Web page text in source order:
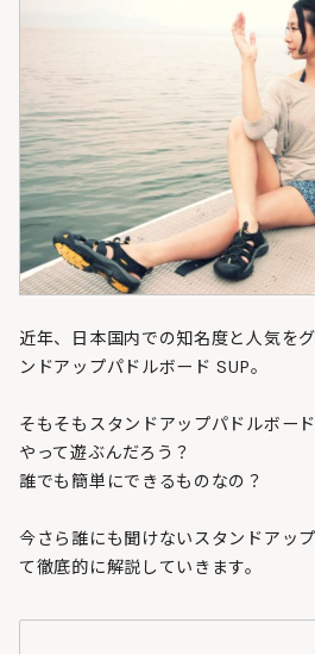
近年、日本国内での知名度と人気を
ンドアップパドルボード SUP。
そもそもスタンドアップパドルボー
やって遊ぶんだろう？
誰でも簡単にできるものなの？
今さら誰にも聞けないスタンドアッ
て徹底的に解説していきます。